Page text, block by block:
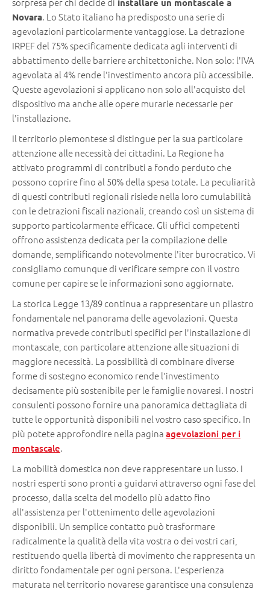
installare un montascale a
Novara. Lo Stato italiano ha predisposto una serie di
agevolazioni particolarmente vantaggiose. La detrazione
IRPEF del 75% specificamente dedicata agli interventi di
abbattimento delle barriere architettoniche. Non solo: l'IVA
agevolata al 4% rende l'investimento ancora più accessibile.
Queste agevolazioni si applicano non solo all'acquisto del
dispositivo ma anche alle opere murarie necessarie per
l'installazione.
Il territorio piemontese si distingue per la sua particolare
attenzione alle necessità dei cittadini. La Regione ha
attivato programmi di contributi a fondo perduto che
possono coprire fino al 50% della spesa totale. La peculiarità
di questi contributi regionali risiede nella loro cumulabilità
con le detrazioni fiscali nazionali, creando così un sistema di
supporto particolarmente efficace. Gli uffici competenti
offrono assistenza dedicata per la compilazione delle
domande, semplificando notevolmente l'iter burocratico. Vi
consigliamo comunque di verificare sempre con il vostro
comune per capire se le informazioni sono aggiornate.
La storica Legge 13/89 continua a rappresentare un pilastro
fondamentale nel panorama delle agevolazioni. Questa
normativa prevede contributi specifici per l'installazione di
montascale, con particolare attenzione alle situazioni di
maggiore necessità. La possibilità di combinare diverse
forme di sostegno economico rende l'investimento
decisamente più sostenibile per le famiglie novaresi. I nostri
consulenti possono fornire una panoramica dettagliata di
tutte le opportunità disponibili nel vostro caso specifico. In
più potete approfondire nella pagina agevolazioni per i
montascale.
La mobilità domestica non deve rappresentare un lusso. I
nostri esperti sono pronti a guidarvi attraverso ogni fase del
processo, dalla scelta del modello più adatto fino
all'assistenza per l'ottenimento delle agevolazioni
disponibili. Un semplice contatto può trasformare
radicalmente la qualità della vita vostra o dei vostri cari,
restituendo quella libertà di movimento che rappresenta un
diritto fondamentale per ogni persona. L'esperienza
maturata nel territorio novarese garantisce una consulenza